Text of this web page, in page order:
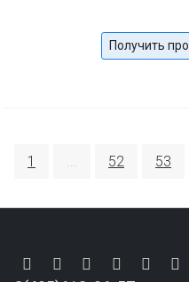
Получить
1 ... 52 53